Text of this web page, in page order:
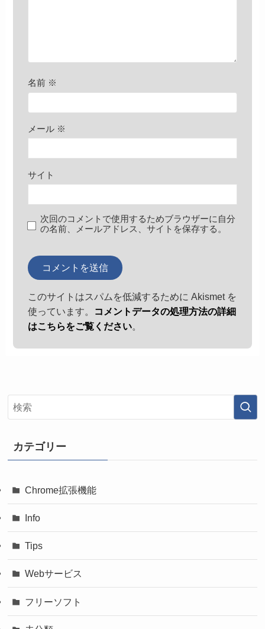
名前 ※
メール ※
サイト
次回のコメントで使用するためブラウザーに自分
の名前、メールアドレス、サイトを保存する。
このサイトはスパムを低減するために Akismet を
使っています。
コメントデータの処理方法の詳細
はこちらをご覧ください。
カテゴリー
Chrome拡張機能
Info
Tips
Webサービス
フリーソフト